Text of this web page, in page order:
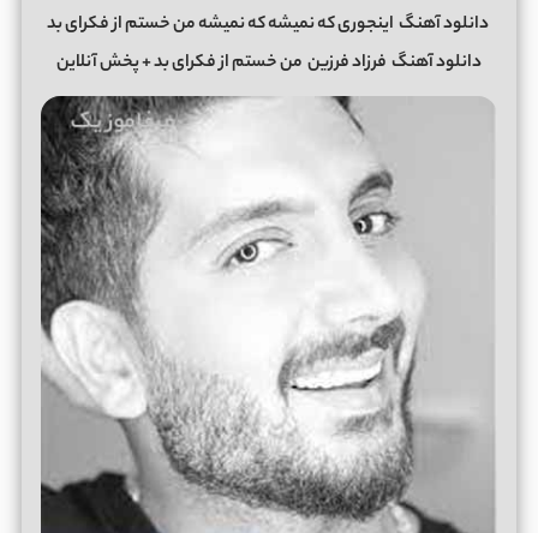
دانلود آهنگ اینجوری که نمیشه که نمیشه من خستم از فکرای بد
دانلود آهنگ فرزاد فرزین من خستم از فکرای بد + پخش آنلاین